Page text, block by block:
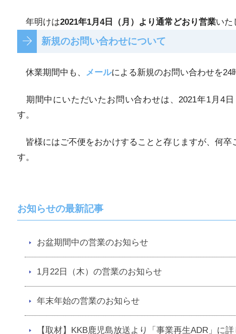
年明けは2021年1月4日（月）より通常どおり営業いた
新規のお問い合わせについて
休業期間中も、 メールによる新規のお問い合わせを24
期間中にいただいたお問い合わせは、2021年1月4
す。
皆様にはご不便をおかけすることと存じますが、何卒
す。
お知らせの最新記事
お盆期間中の営業のお知らせ
1月22日（木）の営業のお知らせ
年末年始の営業のお知らせ
【取材】KKB鹿児島放送より「事業再生ADR」に